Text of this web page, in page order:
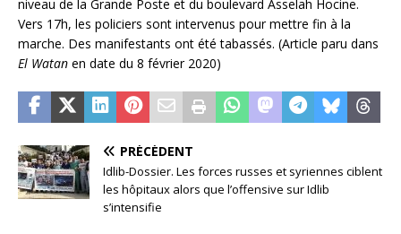
niveau de la Grande Poste et du boulevard Asselah Hocine.
Vers 17h, les policiers sont intervenus pour mettre fin à la
marche. Des manifestants ont été tabassés. (Article paru dans
El Watan en date du 8 février 2020)
PRÉCÉDENT
Idlib-Dossier. Les forces russes et syriennes ciblent
les hôpitaux alors que l’offensive sur Idlib
s’intensifie